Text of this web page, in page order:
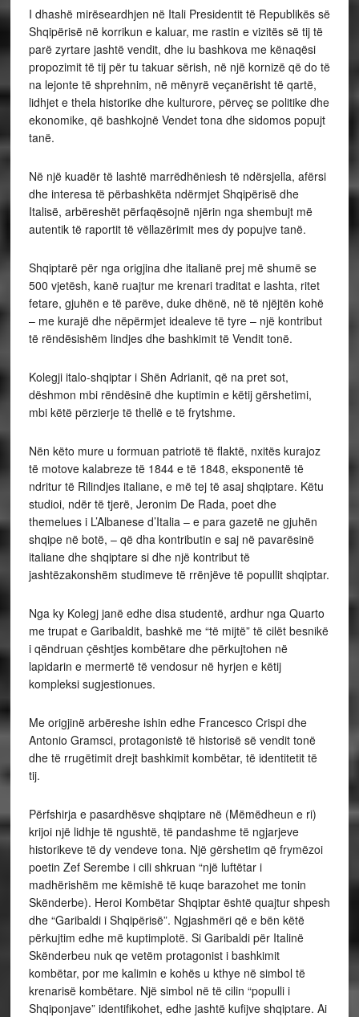
I dhashë mirëseardhjen në Itali Presidentit të Republikës së
Shqipërisë në korrikun e kaluar, me rastin e vizitës së tij të
parë zyrtare jashtë vendit, dhe iu bashkova me kënaqësi
propozimit të tij për tu takuar sërish, në një kornizë që do të
na lejonte të shprehnim, në mënyrë veçanërisht të qartë,
lidhjet e thela historike dhe kulturore, përveç se politike dhe
ekonomike, që bashkojnë Vendet tona dhe sidomos popujt
tanë.
Në një kuadër të lashtë marrëdhëniesh të ndërsjella, afërsi
dhe interesa të përbashkëta ndërmjet Shqipërisë dhe
Italisë, arbëreshët përfaqësojnë njërin nga shembujt më
autentik të raportit të vëllazërimit mes dy popujve tanë.
Shqiptarë për nga origjina dhe italianë prej më shumë se
500 vjetësh, kanë ruajtur me krenari traditat e lashta, ritet
fetare, gjuhën e të parëve, duke dhënë, në të njëjtën kohë
– me kurajë dhe nëpërmjet idealeve të tyre – një kontribut
të rëndësishëm lindjes dhe bashkimit të Vendit tonë.
Kolegji italo-shqiptar i Shën Adrianit, që na pret sot,
dëshmon mbi rëndësinë dhe kuptimin e këtij gërshetimi,
mbi këtë përzierje të thellë e të frytshme.
Nën këto mure u formuan patriotë të flaktë, nxitës kurajoz
të motove kalabreze të 1844 e të 1848, eksponentë të
ndritur të Rilindjes italiane, e më tej të asaj shqiptare. Këtu
studioi, ndër të tjerë, Jeronim De Rada, poet dhe
themelues i L’Albanese d’Italia – e para gazetë ne gjuhën
shqipe në botë, – që dha kontributin e saj në pavarësinë
italiane dhe shqiptare si dhe një kontribut të
jashtëzakonshëm studimeve të rrënjëve të popullit shqiptar.
Nga ky Kolegj janë edhe disa studentë, ardhur nga Quarto
me trupat e Garibaldit, bashkë me “të mijtë” të cilët besnikë
i qëndruan çështjes kombëtare dhe përkujtohen në
lapidarin e mermertë të vendosur në hyrjen e këtij
kompleksi sugjestionues.
Me origjinë arbëreshe ishin edhe Francesco Crispi dhe
Antonio Gramsci, protagonistë të historisë së vendit tonë
dhe të rrugëtimit drejt bashkimit kombëtar, të identitetit të
tij.
Përfshirja e pasardhësve shqiptare në (Mëmëdheun e ri)
krijoi një lidhje të ngushtë, të pandashme të ngjarjeve
historikeve të dy vendeve tona. Një gërshetim që frymëzoi
poetin Zef Serembe i cili shkruan “një luftëtar i
madhërishëm me këmishë të kuqe barazohet me tonin
Skënderbe). Heroi Kombëtar Shqiptar është quajtur shpesh
dhe “Garibaldi i Shqipërisë”. Ngjashmëri që e bën këtë
përkujtim edhe më kuptimplotë. Si Garibaldi për Italinë
Skënderbeu nuk qe vetëm protagonist i bashkimit
kombëtar, por me kalimin e kohës u kthye në simbol të
krenarisë kombëtare. Një simbol në të cilin “populli i
Shqiponjave” identifikohet, edhe jashtë kufijve shqiptare. Ai